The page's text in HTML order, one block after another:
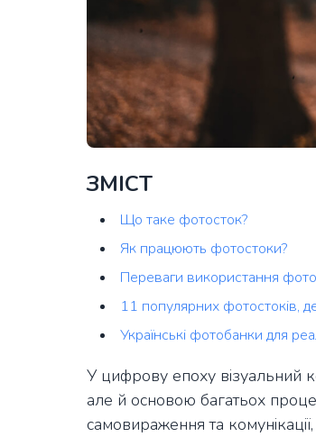
ЗМІСТ
Що таке фотосток?
Як працюють фотостоки?
Переваги використання
11 популярних фотостоків,
Українські фотобанки для
У цифрову епоху візуальний
але й основою багатьох
самовираження та